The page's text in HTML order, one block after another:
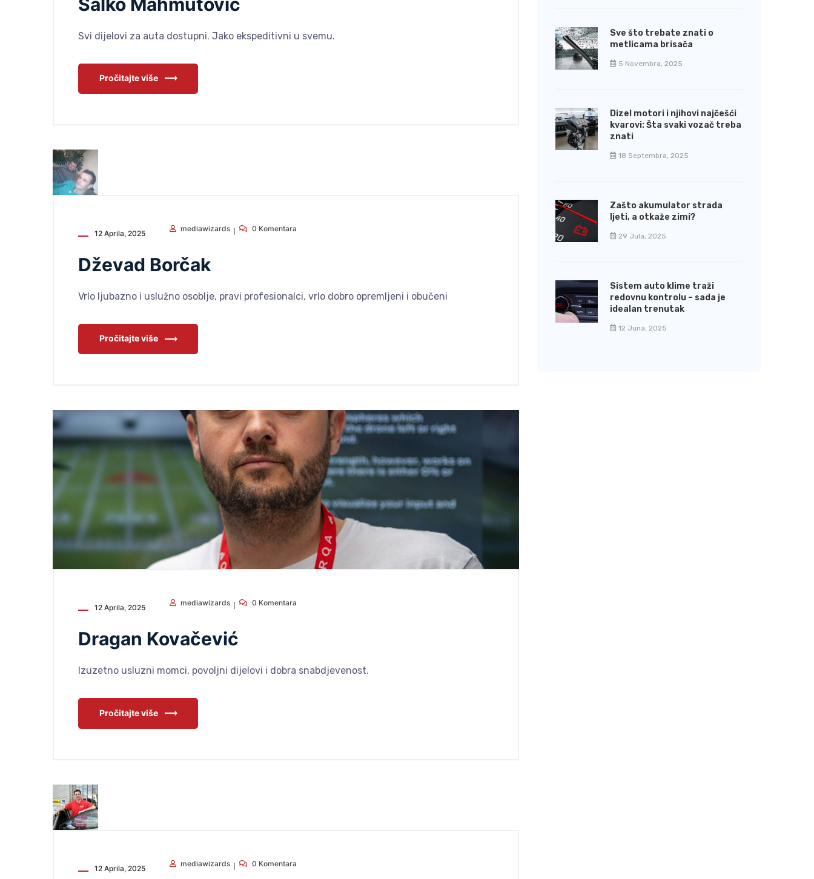
Svi dijelovi za auta dostupni. Jako ekspeditivni u svemu.
Pročitajte više
12 Aprila, 2025
mediawizards 0 Komentara
Dževad Borčak
Vrlo ljubazno i ​​uslužno osoblje, pravi profesionalci, vrlo dobro opremljeni i obučeni
Pročitajte više
12 Aprila, 2025
mediawizards 0 Komentara
Dragan Kovačević
Izuzetno usluzni momci, povoljni dijelovi i dobra snabdjevenost.
Pročitajte više
12 Aprila, 2025
mediawizards 0 Komentara
Sve što trebate znati o
metlicama brisača
5 Novembra, 2025
Dizel motori i njihovi najčešći
kvarovi: Šta svaki vozač treba
znati
18 Septembra, 2025
Zašto akumulator strada
ljeti, a otkaže zimi?
29 Jula, 2025
Sistem auto klime traži
redovnu kontrolu – sada je
idealan trenutak
12 Juna, 2025